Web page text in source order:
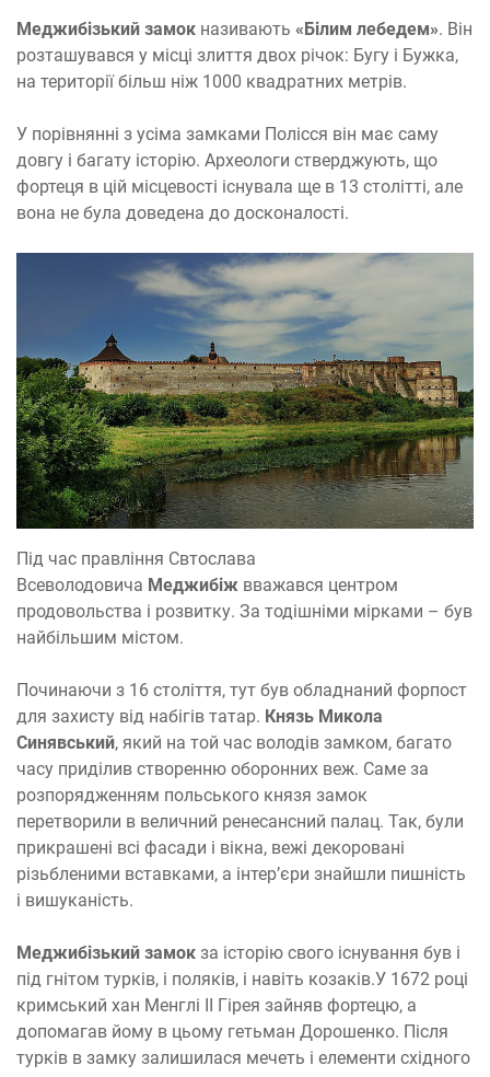
Меджибізький замок називають «Білим лебедем». Він
розташувався у місці злиття двох річок: Бугу і Бужка,
на території більш ніж 1000 квадратних метрів.
У порівнянні з усіма замками Полісся він має саму
довгу і багату історію. Археологи стверджують, що
фортеця в цій місцевості існувала ще в 13 столітті, але
вона не була доведена до досконалості.
Під час правління Свтослава
Всеволодовича Меджибіж вважався центром
продовольства і розвитку. За тодішніми мірками – був
найбільшим містом.
Починаючи з 16 століття, тут був обладнаний форпост
для захисту від набігів татар. Князь Микола
Синявський, який на той час володів замком, багато
часу приділив створенню оборонних веж. Саме за
розпорядженням польського князя замок
перетворили в величний ренесансний палац. Так, були
прикрашені всі фасади і вікна, вежі декоровані
різьбленими вставками, а інтер’єри знайшли пишність
і вишуканість.
Меджибізький замок за історію свого існування був і
під гнітом турків, і поляків, і навіть козаків.У 1672 році
кримський хан Менглі II Гірея зайняв фортецю, а
допомагав йому в цьому гетьман Дорошенко. Після
турків в замку залишилася мечеть і елементи східного